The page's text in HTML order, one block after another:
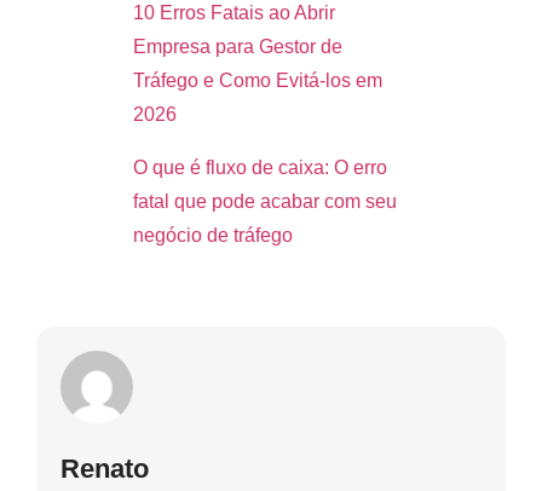
10 Erros Fatais ao Abrir
Empresa para Gestor de
Tráfego e Como Evitá-los em
2026
O que é fluxo de caixa: O erro
fatal que pode acabar com seu
negócio de tráfego
Renato